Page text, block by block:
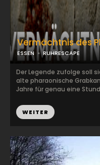
Vermächtnis des
ESSEN RUHRESCAPE
Der Legende zufolge soll
alte pharaonische
Jahre für genau eine
WEITER